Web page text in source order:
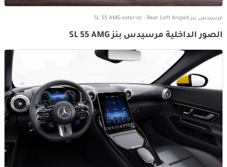
مرسيدس بنز SL 55 AMG exterior - Rear Left Angled
الصور الداخلية مرسيدس بنز SL 55 AMG